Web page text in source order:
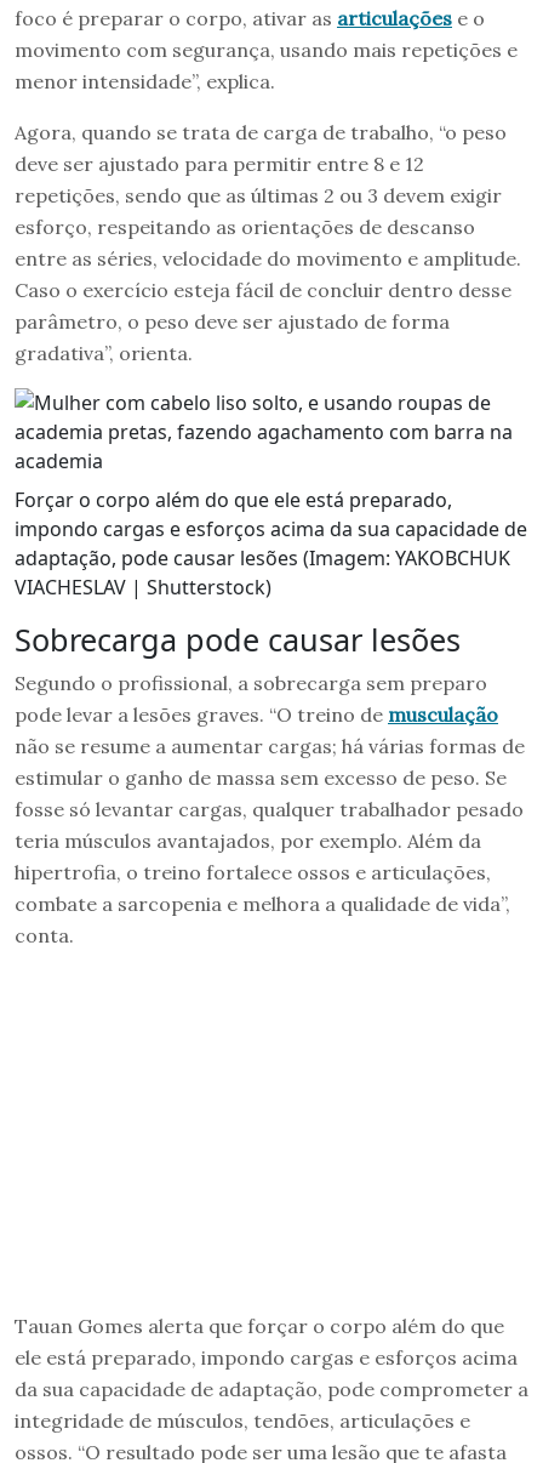
foco é preparar o corpo, ativar as articulações e o
movimento com segurança, usando mais repetições e
menor intensidade”, explica.
Agora, quando se trata de carga de trabalho, “o peso
deve ser ajustado para permitir entre 8 e 12
repetições, sendo que as últimas 2 ou 3 devem exigir
esforço, respeitando as orientações de descanso
entre as séries, velocidade do movimento e amplitude.
Caso o exercício esteja fácil de concluir dentro desse
parâmetro, o peso deve ser ajustado de forma
gradativa”, orienta.
Forçar o corpo além do que ele está preparado,
impondo cargas e esforços acima da sua capacidade de
adaptação, pode causar lesões (Imagem: YAKOBCHUK
VIACHESLAV | Shutterstock)
Sobrecarga pode causar lesões
Segundo o profissional, a sobrecarga sem preparo
pode levar a lesões graves. “O treino de musculação
não se resume a aumentar cargas; há várias formas de
estimular o ganho de massa sem excesso de peso. Se
fosse só levantar cargas, qualquer trabalhador pesado
teria músculos avantajados, por exemplo. Além da
hipertrofia, o treino fortalece ossos e articulações,
combate a sarcopenia e melhora a qualidade de vida”,
conta.
Tauan Gomes alerta que forçar o corpo além do que
ele está preparado, impondo cargas e esforços acima
da sua capacidade de adaptação, pode comprometer a
integridade de músculos, tendões, articulações e
ossos. “O resultado pode ser uma lesão que te afasta